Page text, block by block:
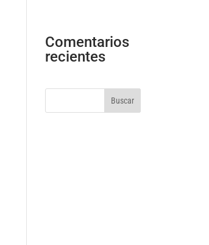
Comentarios
recientes